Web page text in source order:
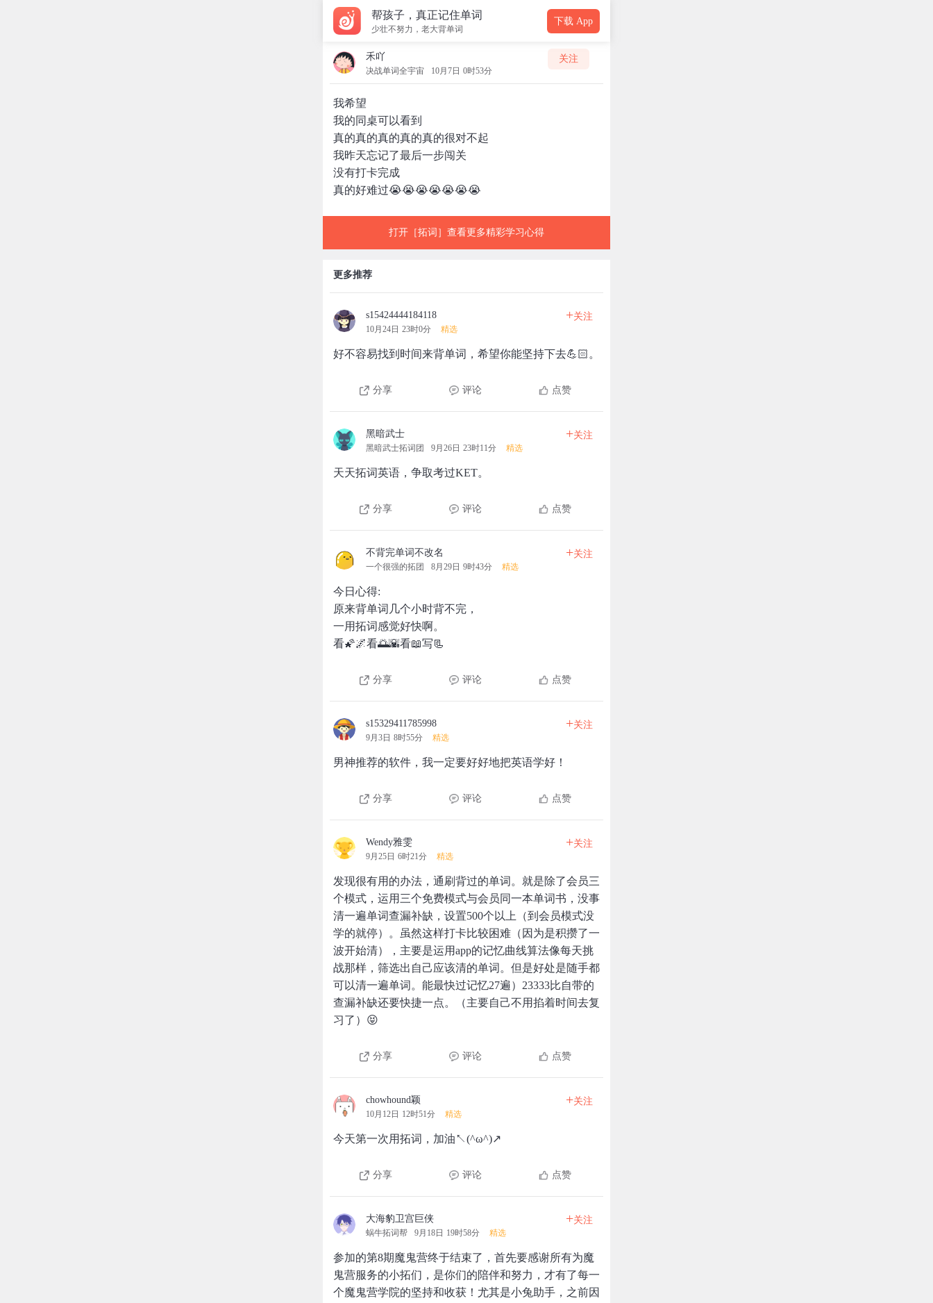
帮孩子，真正记住单词
少壮不努力，老大背单词
下载 App
禾吖
决战单词全宇宙 10月7日 0时53分
关注
我希望
我的同桌可以看到
真的真的真的真的真的很对不起
我昨天忘记了最后一步闯关
没有打卡完成
真的好难过😭😭😭😭😭😭😭
打开［拓词］查看更多精彩学习心得
更多推荐
s15424444184118
10月24日 23时0分 精选
+关注
好不容易找到时间来背单词，希望你能坚持下去💪🏻。
分享 评论 点赞
黑暗武士
黑暗武士拓词团 9月26日 23时11分 精选
+关注
天天拓词英语，争取考过KET。
分享 评论 点赞
不背完单词不改名
一个很强的拓团 8月29日 9时43分 精选
+关注
今日心得:
原来背单词几个小时背不完，
一用拓词感觉好快啊。
看🌠🌌看🌅🌇看📖写📃
分享 评论 点赞
s15329411785998
9月3日 8时55分 精选
+关注
男神推荐的软件，我一定要好好地把英语学好！
分享 评论 点赞
Wendy雅雯
9月25日 6时21分 精选
+关注
发现很有用的办法，通刷背过的单词。就是除了会员三
个模式，运用三个免费模式与会员同一本单词书，没事
清一遍单词查漏补缺，设置500个以上（到会员模式没
学的就停）。虽然这样打卡比较困难（因为是积攒了一
波开始清），主要是运用app的记忆曲线算法像每天挑
战那样，筛选出自己应该清的单词。但是好处是随手都
可以清一遍单词。能最快过记忆27遍）23333比自带的
查漏补缺还要快捷一点。（主要自己不用掐着时间去复
习了）😝
分享 评论 点赞
chowhound颖
10月12日 12时51分 精选
+关注
今天第一次用拓词，加油↖(^ω^)↗
分享 评论 点赞
大海豹卫宫巨侠
蜗牛拓词帮 9月18日 19时58分 精选
+关注
参加的第8期魔鬼营终于结束了，首先要感谢所有为魔
鬼营服务的小拓们，是你们的陪伴和努力，才有了每一
个魔鬼营学院的坚持和收获！尤其是小兔助手，之前因